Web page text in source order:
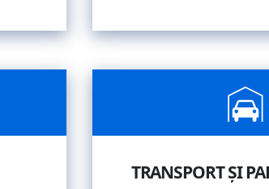
TRANSPORT ȘI